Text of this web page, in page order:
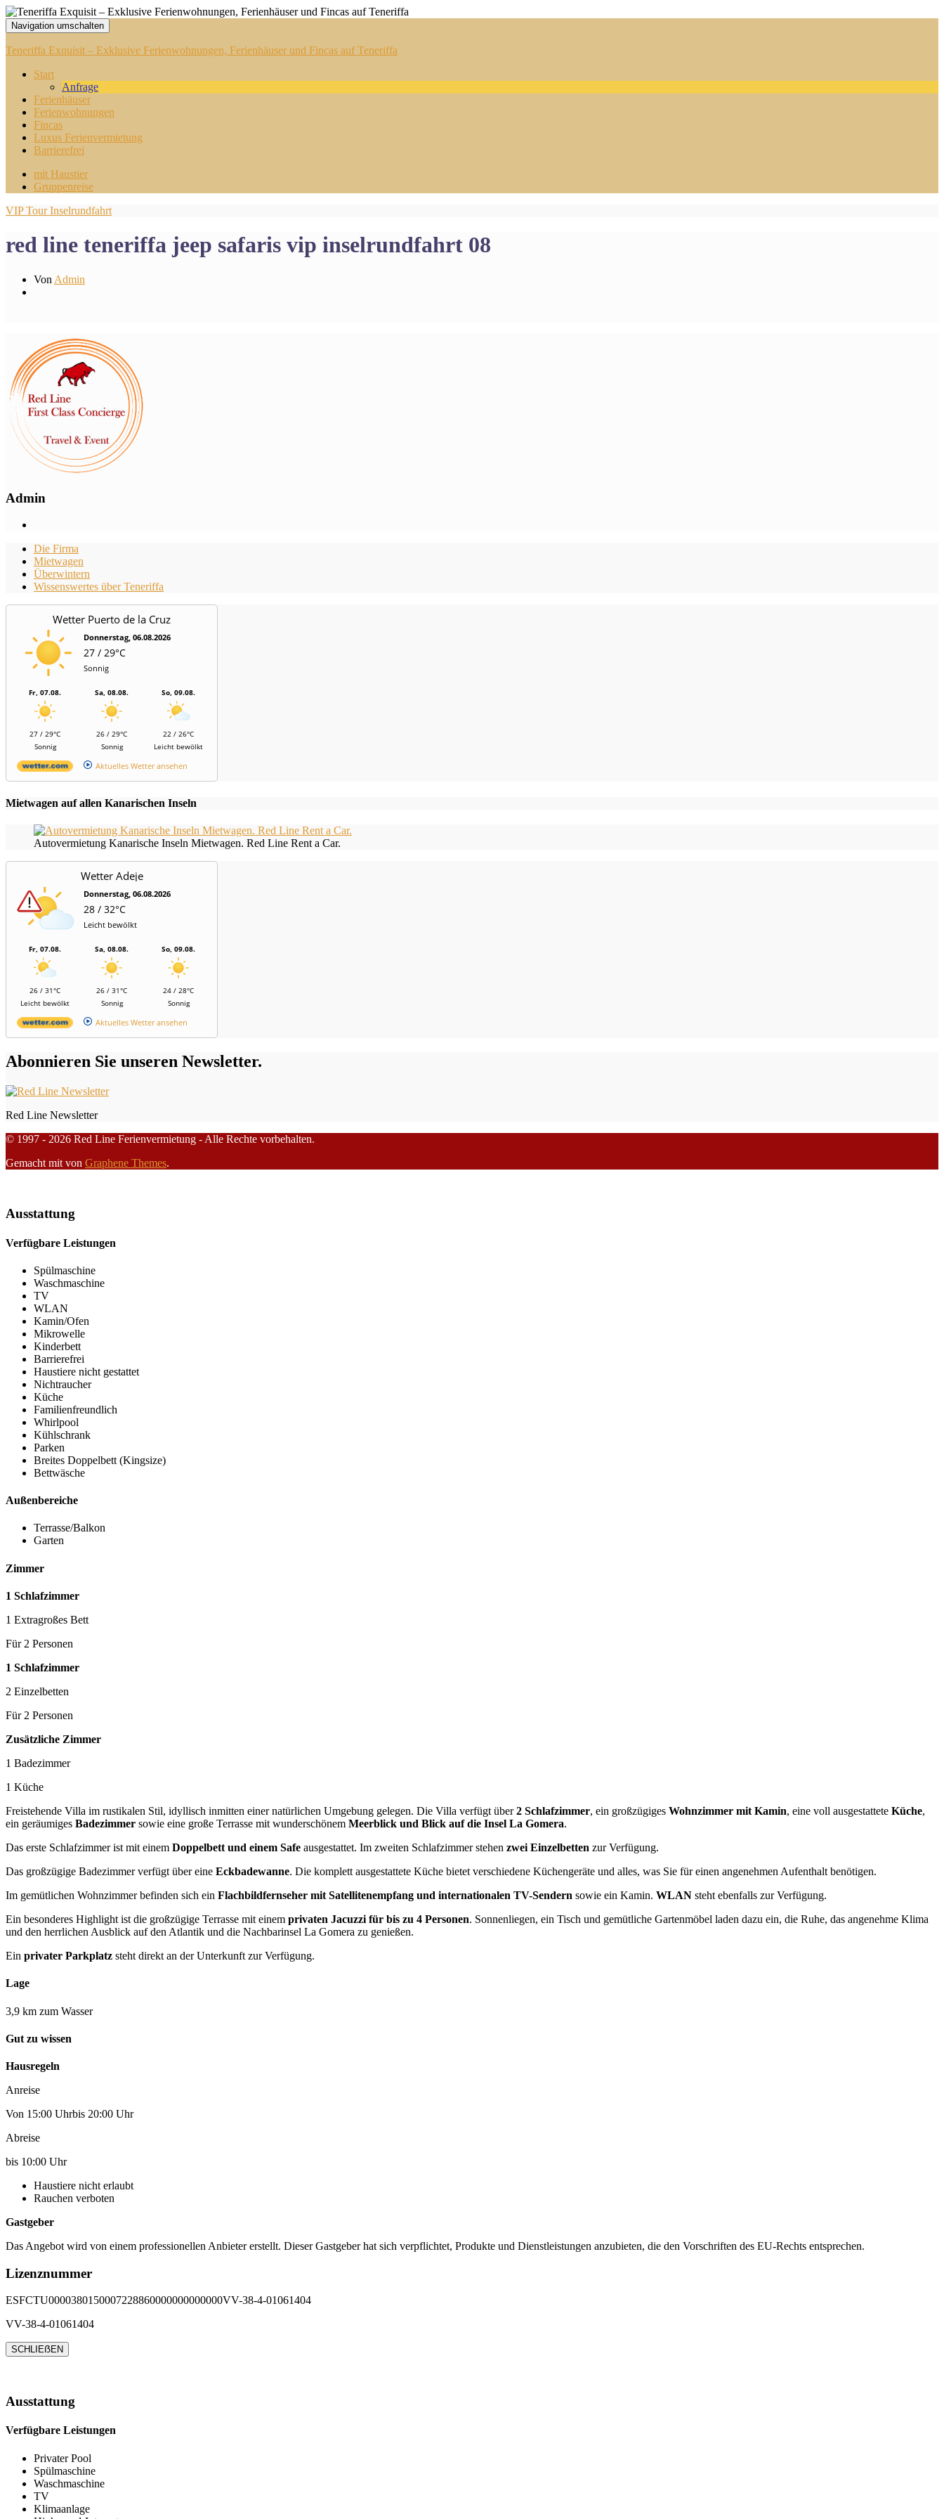
Navigation umschalten
Teneriffa Exquisit – Exklusive Ferienwohnungen, Ferienhäuser und Fincas auf Teneriffa
Start
Anfrage
Ferienhäuser
Ferienwohnungen
Fincas
Luxus Ferienvermietung
Barrierefrei
mit Haustier
Gruppenreise
VIP Tour Inselrundfahrt
red line teneriffa jeep safaris vip inselrundfahrt 08
Von Admin
Admin
Die Firma
Mietwagen
Überwintern
Wissenswertes über Teneriffa
Wetter Puerto de la Cruz
Donnerstag, 06.08.2026
27 / 29°C
Sonnig
Fr, 07.08.
27 / 29°C
Sonnig
Sa, 08.08.
26 / 29°C
Sonnig
So, 09.08.
22 / 26°C
Leicht bewölkt
Aktuelles Wetter ansehen
Mietwagen auf allen Kanarischen Inseln
Autovermietung Kanarische Inseln Mietwagen. Red Line Rent a Car.
Wetter Adeje
Donnerstag, 06.08.2026
28 / 32°C
Leicht bewölkt
Fr, 07.08.
26 / 31°C
Leicht bewölkt
Sa, 08.08.
26 / 31°C
Sonnig
So, 09.08.
24 / 28°C
Sonnig
Aktuelles Wetter ansehen
Abonnieren Sie unseren Newsletter.
Red Line Newsletter
© 1997 - 2026 Red Line Ferienvermietung - Alle Rechte vorbehalten.
Gemacht mit von Graphene Themes.
Ausstattung
Verfügbare Leistungen
Spülmaschine
Waschmaschine
TV
WLAN
Kamin/Ofen
Mikrowelle
Kinderbett
Barrierefrei
Haustiere nicht gestattet
Nichtraucher
Küche
Familienfreundlich
Whirlpool
Kühlschrank
Parken
Breites Doppelbett (Kingsize)
Bettwäsche
Außenbereiche
Terrasse/Balkon
Garten
Zimmer
1 Schlafzimmer
1 Extragroßes Bett
Für 2 Personen
1 Schlafzimmer
2 Einzelbetten
Für 2 Personen
Zusätzliche Zimmer
1 Badezimmer
1 Küche
Freistehende Villa im rustikalen Stil, idyllisch inmitten einer natürlichen Umgebung gelegen. Die Villa verfügt über2 Schlafzimmer, ein großzügiges Wohnzimmer mit Kamin, eine voll ausgestattete Küche,
ein geräumiges Badezimmer sowie eine große Terrasse mit wunderschönem Meerblick und Blick auf die Insel La Gomera.
Das erste Schlafzimmer ist mit einem Doppelbett und einem Safe ausgestattet. Im zweiten Schlafzimmer stehen zwei Einzelbetten zur Verfügung.
Das großzügige Badezimmer verfügt über eine Eckbadewanne. Die komplett ausgestattete Küche bietet verschiedene Küchengeräte und alles, was Sie für einen angenehmen Aufenthalt benötigen.
Im gemütlichen Wohnzimmer befinden sich ein Flachbildfernseher mit Satellitenempfang und internationalen TV-Sendern sowie ein Kamin. WLAN steht ebenfalls zur Verfügung.
Ein besonderes Highlight ist die großzügige Terrasse mit einem privaten Jacuzzi für bis zu 4 Personen. Sonnenliegen, ein Tisch und gemütliche Gartenmöbel laden dazu ein, die Ruhe, das angenehme Klima
und den herrlichen Ausblick auf den Atlantik und die Nachbarinsel La Gomera zu genießen.
Ein privater Parkplatz steht direkt an der Unterkunft zur Verfügung.
Lage
3,9 km zum Wasser
Gut zu wissen
Hausregeln
Anreise
Von 15:00 Uhrbis 20:00 Uhr
Abreise
bis 10:00 Uhr
Haustiere nicht erlaubt
Rauchen verboten
Gastgeber
Das Angebot wird von einem professionellen Anbieter erstellt. Dieser Gastgeber hat sich verpflichtet, Produkte und Dienstleistungen anzubieten, die den Vorschriften des EU-Rechts entsprechen.
Lizenznummer
ESFCTU0000380150007228860000000000000VV-38-4-01061404
VV-38-4-01061404
SCHLIEẞEN
Ausstattung
Verfügbare Leistungen
Privater Pool
Spülmaschine
Waschmaschine
TV
Klimaanlage